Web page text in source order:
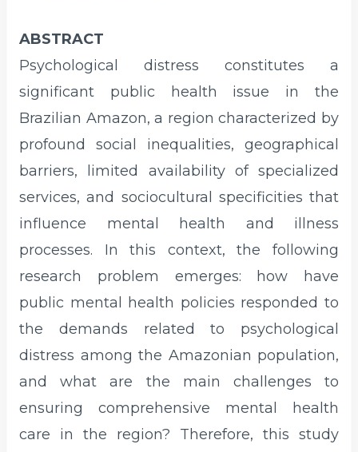
ABSTRACT
Psychological distress constitutes a
significant public health issue in the
Brazilian Amazon, a region characterized by
profound social inequalities, geographical
barriers, limited availability of specialized
services, and sociocultural specificities that
influence mental health and illness
processes. In this context, the following
research problem emerges: how have
public mental health policies responded to
the demands related to psychological
distress among the Amazonian population,
and what are the main challenges to
ensuring comprehensive mental health
care in the region? Therefore, this study